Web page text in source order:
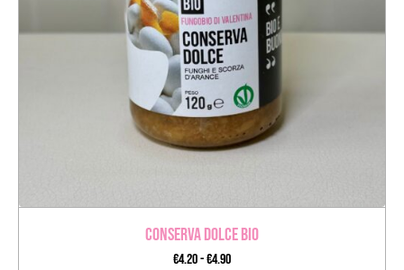
Conserva Dolce BIO
€4.20-€4.90